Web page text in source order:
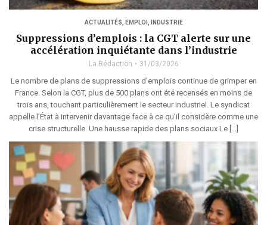
ACTUALITÉS EMPLOI INDUSTRIE
Suppressions d’emplois : la CGT alerte sur une
accélération inquiétante dans l’industrie
La Rédaction 31/03/2026
Le nombre de plans de suppressions d’emplois continue de grimper en
France. Selon la CGT, plus de 500 plans ont été recensés en moins de
trois ans, touchant particulièrement le secteur industriel. Le syndicat
appelle l’État à intervenir davantage face à ce qu’il considère comme une
crise structurelle. Une hausse rapide des plans sociaux Le […]